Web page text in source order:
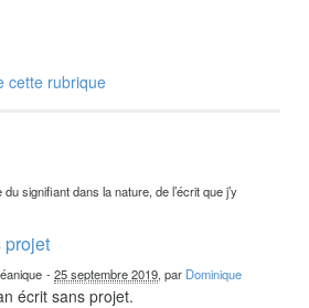
cette rubrique
signifiant dans la nature, de l’écrit que j’y
projet
-25 septembre 2019, par Dominique
écrit sans projet.